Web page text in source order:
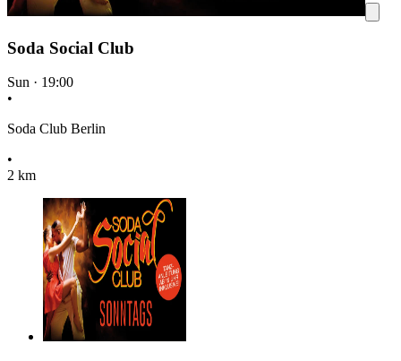
Soda Social Club
Sun · 19:00
•
Soda Club Berlin
•
2 km